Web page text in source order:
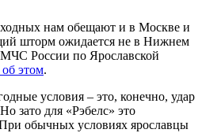
нам обещают и в Москве и
шторм ожидается не в Нижнем
России по Ярославской
этом.
условия – это, конечно, удар
зато для «Рэбелс» это
обычных условиях ярославцы